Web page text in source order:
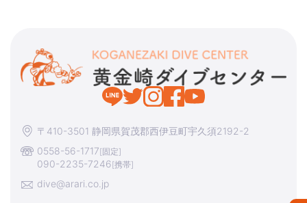
〒410-3501 静岡県賀茂郡西伊豆町宇久須2192-2
0558-56-1717[固定]
090-2235-7246[携帯]
dive@arari.co.jp